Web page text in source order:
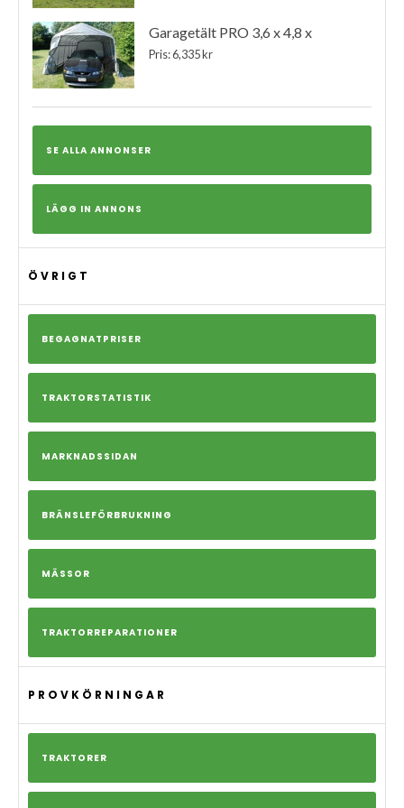
Garagetält PRO 3,6 x 4,8 x
Pris: 6,335 kr
SE ALLA ANNONSER
LÄGG IN ANNONS
ÖVRIGT
BEGAGNATPRISER
TRAKTORSTATISTIK
MARKNADSSIDAN
BRÄNSLEFÖRBRUKNING
MÄSSOR
TRAKTORREPARATIONER
PROVKÖRNINGAR
TRAKTORER